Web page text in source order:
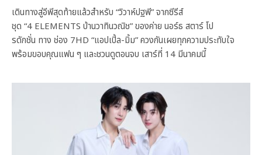
เดินทางสู่อีพีสุดท้ายแล้วสำหรับ “วิวาห์ปฐพี” จากซีรีส์
ชุด “4 ELEMENTS บ้านวาทินวณิช” ของค่าย นอร์ธ สตาร์ โป
รดักชั่น ทาง ช่อง 7HD “แอปเปิ้ล-มิ้ม” ควงกันเผยทุกความประทับใจ
พร้อมขอบคุณแฟน ๆ และชวนดูตอนจบ เสาร์ที่ 14 มีนาคมนี้